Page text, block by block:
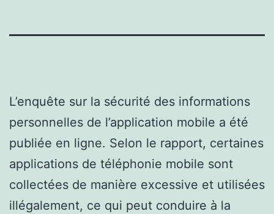
L’enquête sur la sécurité des informations
personnelles de l’application mobile a été
publiée en ligne. Selon le rapport, certaines
applications de téléphonie mobile sont
collectées de manière excessive et utilisées
illégalement, ce qui peut conduire à la